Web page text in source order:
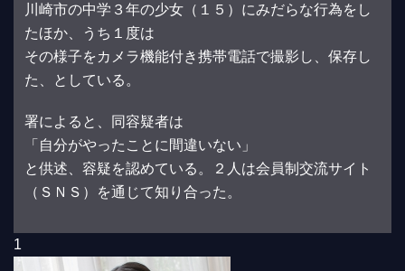
川崎市の中学３年の少女（１５）にみだらな行為をし
たほか、うち１度は
その様子をカメラ機能付き携帯電話で撮影し、保存し
た、としている。
署によると、同容疑者は
「自分がやったことに間違いない」
と供述、容疑を認めている。２人は会員制交流サイト
（ＳＮＳ）を通じて知り合った。
1